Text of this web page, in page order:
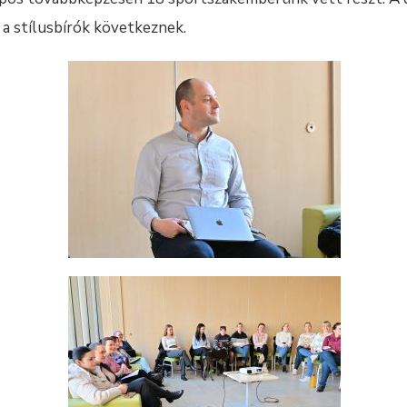
stílusbírók következnek.